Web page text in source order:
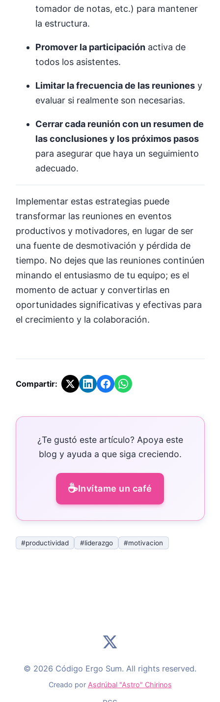
tomador de notas, etc.) para mantener
la estructura.
Promover la participaciónactiva de
todos los asistentes.
Limitar la frecuencia de las reunionesy
evaluar si realmente son necesarias.
Cerrar cada reunión con un resumen de
las conclusiones y los próximos pasos
para asegurar que haya un seguimiento
adecuado.
Implementar estas estrategias puede
transformar las reuniones en eventos
productivos y motivadores, en lugar de ser
una fuente de desmotivación y pérdida de
tiempo. No dejes que las reuniones continúen
minando el entusiasmo de tu equipo; es el
momento de actuar y convertirlas en
oportunidades significativas y efectivas para
el crecimiento y la colaboración.
Compartir:
¿Te gustó este artículo? Apoya este
blog y ayuda a que siga creciendo.
☕Invítame un café
#productividad #liderazgo #motivacion
© 2026 Código Ergo Sum. All rights reserved.
Creado por Asdrúbal "Astro" Chirinos